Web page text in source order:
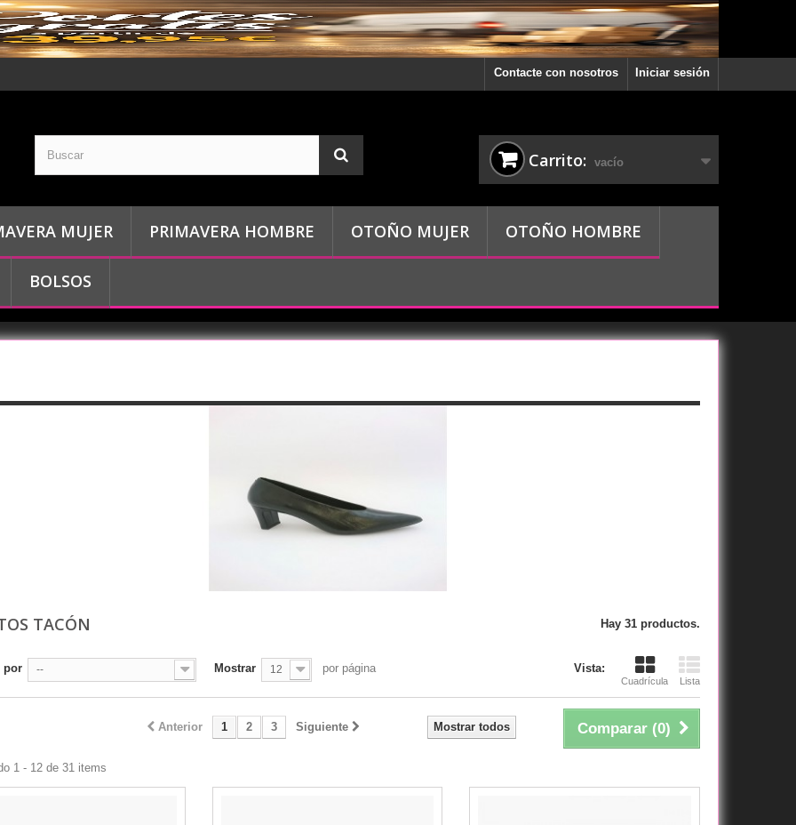
Iniciar sesión
Contacte con nosotros
Carrito: vacío
MUJER PRIMAVERA HOMBRE OTOÑO MUJER OTOÑO HOMBRE
BOLSOS
TACÓN Hay 31 productos.
Vista:
Cuadrícula Lista
por -- Mostrar 12 por página
Comparar (0)
Mostrar todos
Anterior 1 2 3 Siguiente
1 - 12 de 31 items